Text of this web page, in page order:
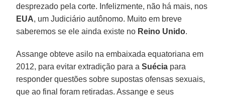
desprezado pela corte. Infelizmente, não há mais, nos
EUA, um Judiciário autônomo. Muito em breve
saberemos se ele ainda existe no Reino Unido.
Assange obteve asilo na embaixada equatoriana em
2012, para evitar extradição para aSuécia para
responder questões sobre supostas ofensas sexuais,
que ao final foram retiradas. Assange e seus